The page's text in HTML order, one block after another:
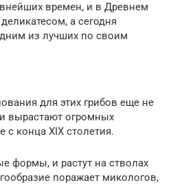
времен, и в Древнем
а сегодня
из лучших по своим
для этих грибов еще не
вырастают огромных
конца XIX столетия.
формы, и растут на стволах
поражает микологов,